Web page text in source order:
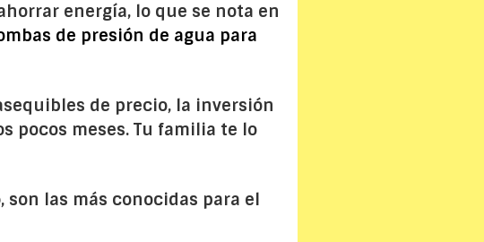
energía, lo que se nota en
de presión de agua para
de precio, la inversión
pocos meses. Tu familia te lo
, son las más conocidas para el